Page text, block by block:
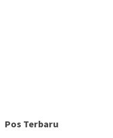
Pos Terbaru